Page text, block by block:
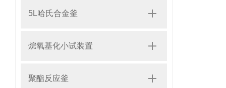
5L哈氏合金釜
烷氧基化小试装置
聚酯反应釜